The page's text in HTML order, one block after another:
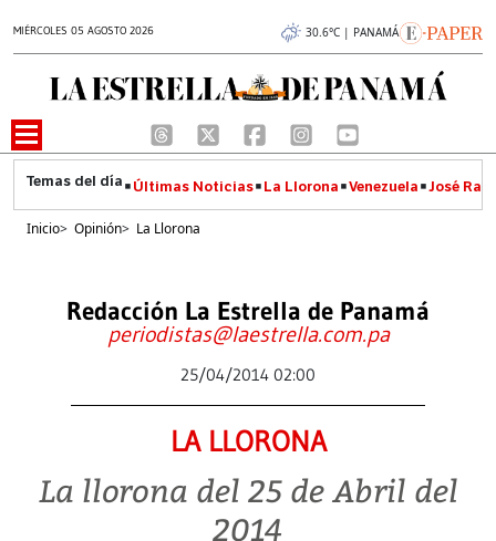
MIÉRCOLES 05 AGOSTO 2026 30.6°C | PANAMÁ
Últimas Noticias La Llorona Venezuela José
Inicio> Opinión> La Llorona
Redacción La Estrella de Panamá
periodistas@laestrella.com.pa
25/04/2014 02:00
LA LLORONA
La llorona del 25 de Abril del
2014